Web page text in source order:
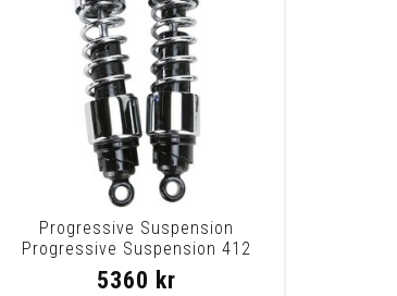
Progressive Suspension
Progressive Suspension 412
Series Standard Dual
5360 kr